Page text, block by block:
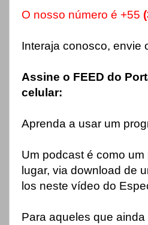
O nosso número é +55
Interaja conosco, envie
Assine o FEED do
celular:
Aprenda a usar um
Um podcast é como
lugar, via download de
los neste vídeo do
Para aqueles que